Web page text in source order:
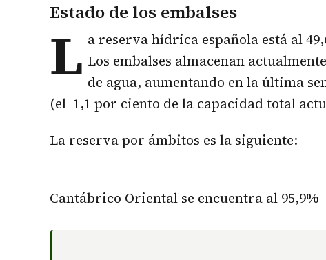
Estado de los embalses
L a reserva hídrica española está al
Los embalses almacenan
de agua, aumentando en la última
(el 1,1 por ciento de la capacidad total
La reserva por ámbitos es la siguiente:
Cantábrico Oriental se encuentra al 95,9%